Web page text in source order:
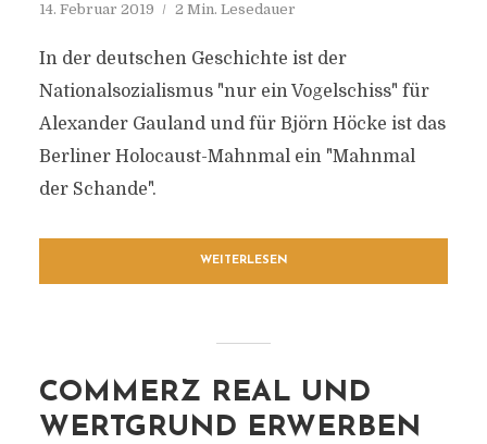
14. Februar 2019 2 Min. Lesedauer
In der deutschen Geschichte ist der
Nationalsozialismus "nur ein Vogelschiss" für
Alexander Gauland und für Björn Höcke ist das
Berliner Holocaust-Mahnmal ein "Mahnmal
der Schande".
WEITERLESEN
COMMERZ REAL UND
WERTGRUND ERWERBEN